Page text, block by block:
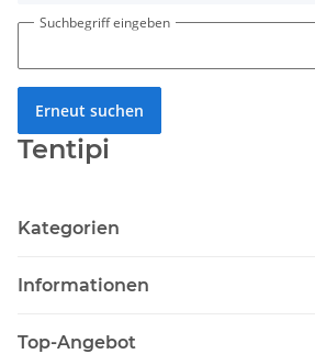
Suchbegriff eingeben
Erneut suchen
Tentipi
Kategorien
Informationen
Top-Angebot